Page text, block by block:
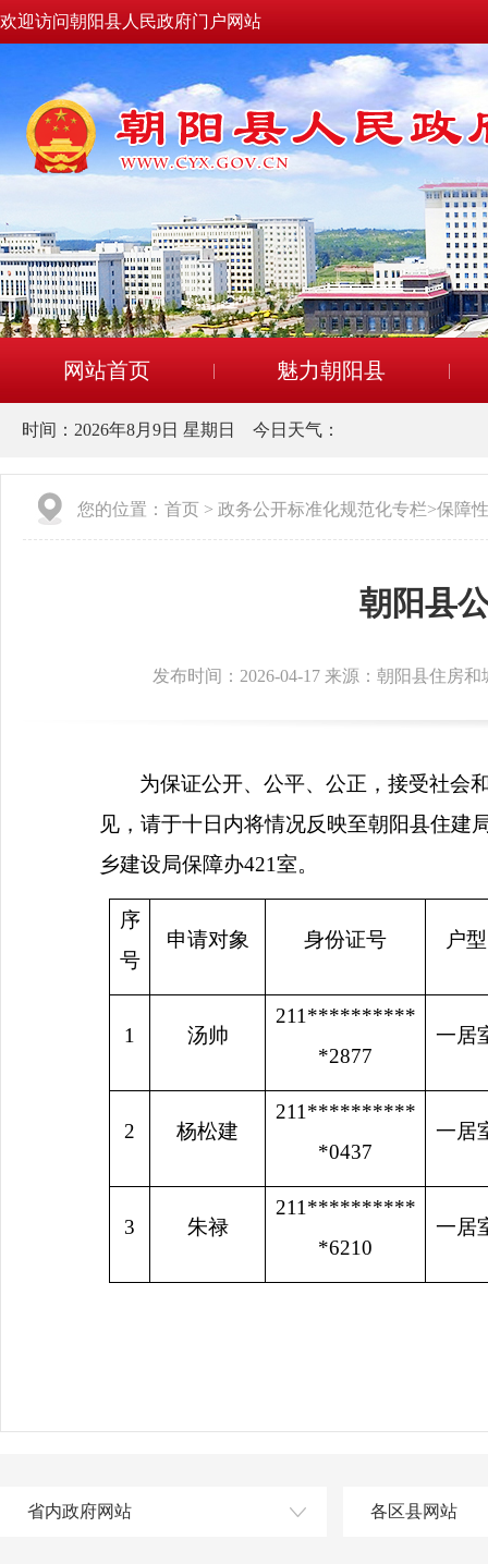
欢迎访问朝阳县人民政府门户网站
网站首页 魅力朝阳县
时间： 2026年8月9日 星期日 今日天气：
您的位置： 首页 > 政务公开标准化规范化专栏>保障
朝阳县
发布时间：2026-04-17 来源：朝阳县住房
为保证公开、公平、公正，接受社会
见，请于十日内将情况反映至朝阳县住建
乡建设局保障办421室。
序
号
申请对象 身份证号 户型
1 汤帅
211**********
*2877
一居
2 杨松建
211**********
*0437
一居
3 朱禄
211**********
*6210
一居
省内政府网站 各区县网站